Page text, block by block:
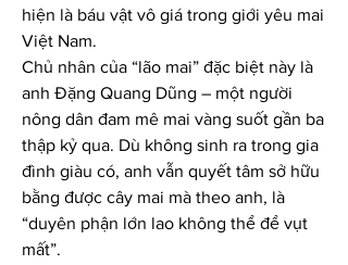
hiện là báu vật vô giá trong giới yêu mai
Việt Nam.
Chủ nhân của “lão mai” đặc biệt này là
anh Đặng Quang Dũng – một người
nông dân đam mê mai vàng suốt gần ba
thập kỷ qua. Dù không sinh ra trong gia
đình giàu có, anh vẫn quyết tâm sở hữu
bằng được cây mai mà theo anh, là
“duyên phận lớn lao không thể để vụt
mất”.